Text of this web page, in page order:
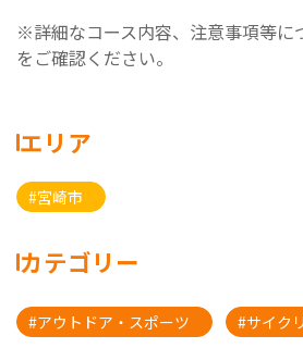
※詳細なコース内容、注意事項等に
をご確認ください。
エリア
#宮崎市
カテゴリー
#アウトドア・スポーツ #サイク